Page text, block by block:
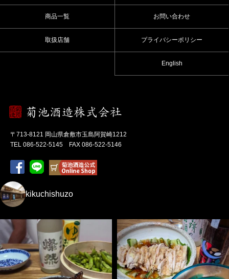
商品一覧
取扱店舗
お問い合わせ
プライバシーポリシー
English
〒713-8121 岡山県倉敷市玉島阿賀崎1212
TEL 086-522-5145 FAX 086-522-5146
kikuchishuzo